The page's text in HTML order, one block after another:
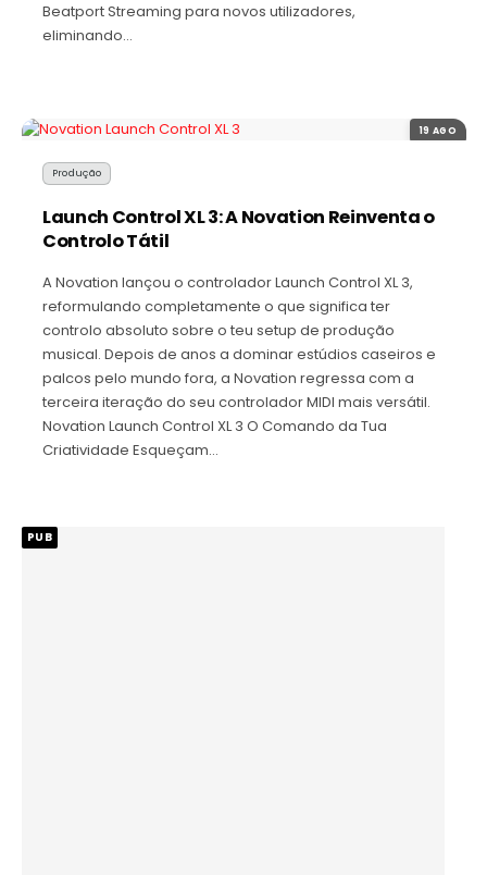
Beatport Streaming para novos utilizadores,
eliminando…
19 AGO
Produção
Launch Control XL 3: A Novation Reinventa o
Controlo Tátil
A Novation lançou o controlador Launch Control XL 3,
reformulando completamente o que significa ter
controlo absoluto sobre o teu setup de produção
musical. Depois de anos a dominar estúdios caseiros e
palcos pelo mundo fora, a Novation regressa com a
terceira iteração do seu controlador MIDI mais versátil.
Novation Launch Control XL 3 O Comando da Tua
Criatividade Esqueçam…
PUB